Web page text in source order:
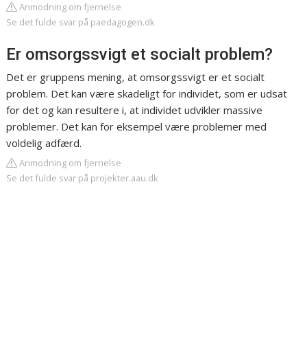
Anmodning om fjernelse
Se det fulde svar på paedagogen.dk
Er omsorgssvigt et socialt problem?
Det er gruppens mening, at omsorgssvigt er et socialt
problem. Det kan være skadeligt for individet, som er udsat
for det og kan resultere i, at individet udvikler massive
problemer. Det kan for eksempel være problemer med
voldelig adfærd.
Anmodning om fjernelse
Se det fulde svar på projekter.aau.dk